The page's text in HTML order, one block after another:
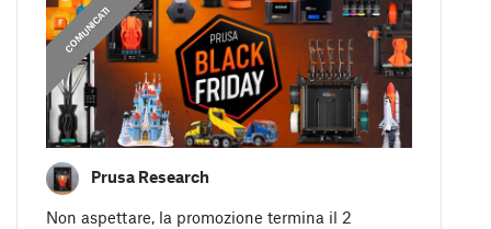
COMUNICATI
Prusa Research
Non aspettare, la promozione termina il 2